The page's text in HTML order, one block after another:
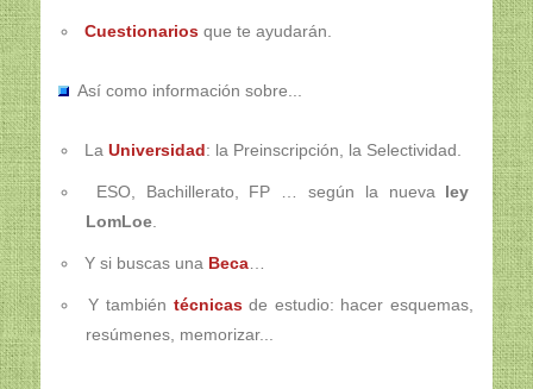
Cuestionariosque te ayudarán.
Así como información sobre...
LaUniversidad: la Preinscripción, la Selectividad.
ESO, Bachillerato, FP … según la nueva ley
LomLoe
Y si buscas una Beca
Y también técnicasde estudio: hacer esquemas,
resúmenes, memorizar...